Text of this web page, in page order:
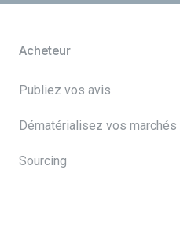
Acheteur
Publiez vos avis
Dématérialisez vos marchés
Sourcing